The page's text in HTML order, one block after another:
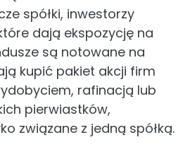
spółki, inwestorzy
dają ekspozycję na
są notowane na
kupić pakiet akcji firm
rafinacją lub
pierwiastków,
związane z jedną spółką.